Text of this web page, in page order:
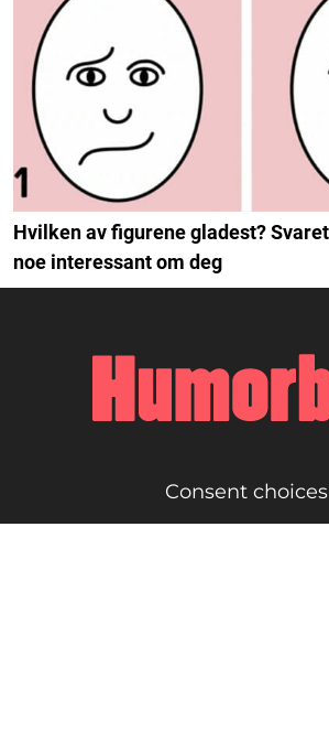
Hvilken av figurene gladest?
noe interessant om deg
Consent choices